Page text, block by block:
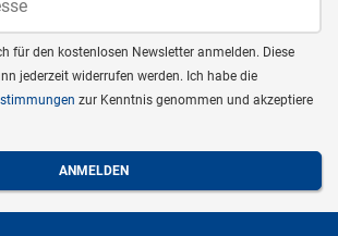
für den kostenlosen Newsletter anmelden. Diese
jederzeit widerrufen werden. Ich habe die
zur Kenntnis genommen und akzeptiere